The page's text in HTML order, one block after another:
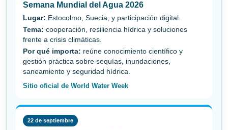
Semana Mundial del Agua 2026
Lugar: Estocolmo, Suecia, y participación digital.
Tema: cooperación, resiliencia hídrica y soluciones
frente a crisis climáticas.
Por qué importa: reúne conocimiento científico y
gestión práctica sobre sequías, inundaciones,
saneamiento y seguridad hídrica.
Sitio oficial de World Water Week
22 de septiembre